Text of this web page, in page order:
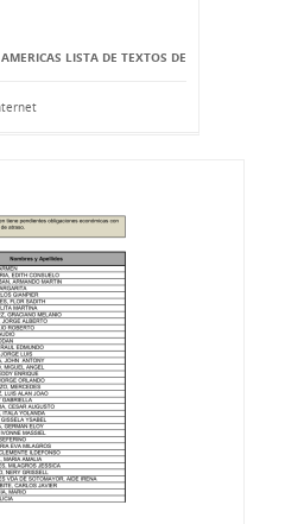
LISTA DE TEXTOS DE